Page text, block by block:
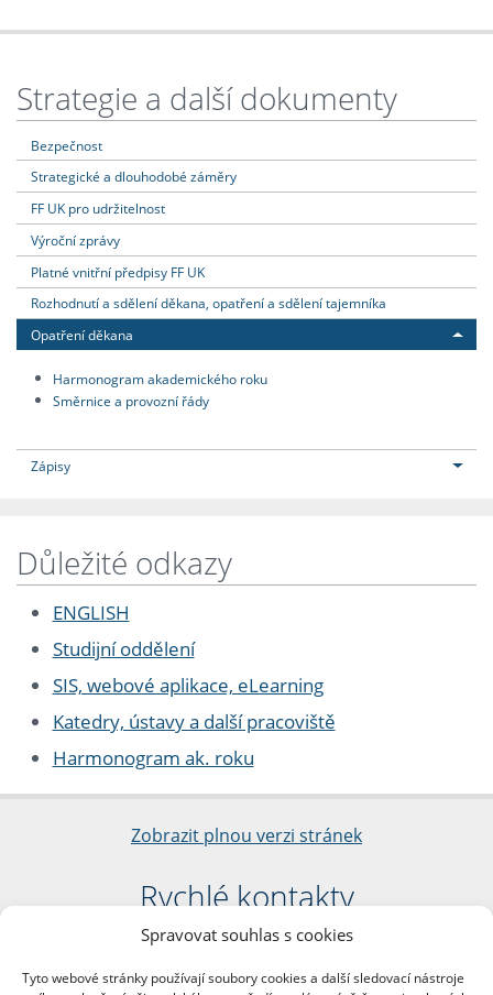
Spravovat souhlas s cookies
Tyto webové stránky používají soubory cookies a další sledovací nástroje
Strategie a další dokumenty
Bezpečnost
Strategické a dlouhodobé záměry
FF UK pro udržitelnost
Výroční zprávy
Platné vnitřní předpisy FF UK
Rozhodnutí a sdělení děkana, opatření a sdělení tajemníka
Opatření děkana
Harmonogram akademického roku
Směrnice a provozní řády
Zápisy
Důležité odkazy
ENGLISH
Studijní oddělení
SIS, webové aplikace, eLearning
Katedry, ústavy a další pracoviště
Harmonogram ak. roku
Zobrazit plnou verzi stránek
Rychlé kontakty
Filozofická fakulta
nám. Jana Palacha 1/2